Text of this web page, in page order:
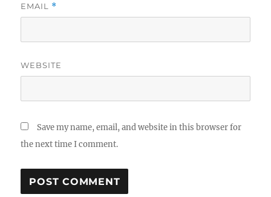
EMAIL *
WEBSITE
Save my name, email, and website in this browser for
the next time I comment.